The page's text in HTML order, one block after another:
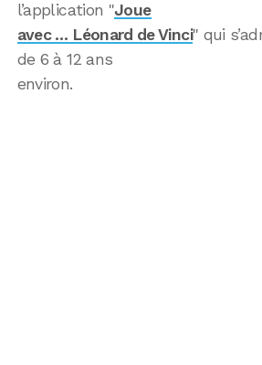
l’application "Joue
avec … Léonard de Vinci" qui
de 6 à 12 ans
environ.